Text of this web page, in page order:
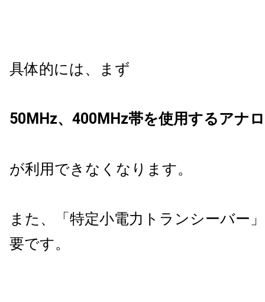
具体的には、まず
50MHz、400MHz帯を使用するアナ
が利用できなくなります。
また、「特定小電力トランシーバー
要です。